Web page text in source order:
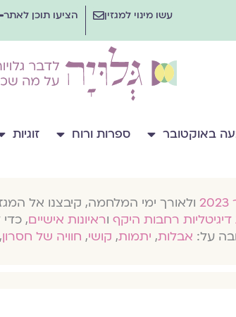
עשו מינוי למגזין הציעו תוכן לאתר
באוקטובר ספרות ורוח זוגיות
ולאורך ימי המלחמה, קיבצנו אל
רחבות היקף וראיונות אישיים,
על: אבלות, יתמות, קושי, חוויה של חסרון